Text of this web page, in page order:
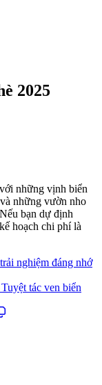
2025
những vịnh biển
những vườn nho
bạn dự định
hoạch chi phí là
nghiệm đáng nhớ
tác ven biển